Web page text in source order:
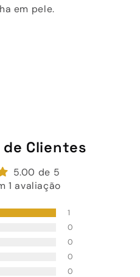
em pele.
Clientes
5.00 de 5
1 avaliação
1
0
0
0
0